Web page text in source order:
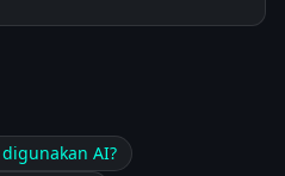
AI?